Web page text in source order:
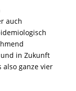
auch
in Zukunft
also ganze vier